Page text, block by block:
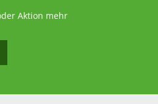
Aktion mehr